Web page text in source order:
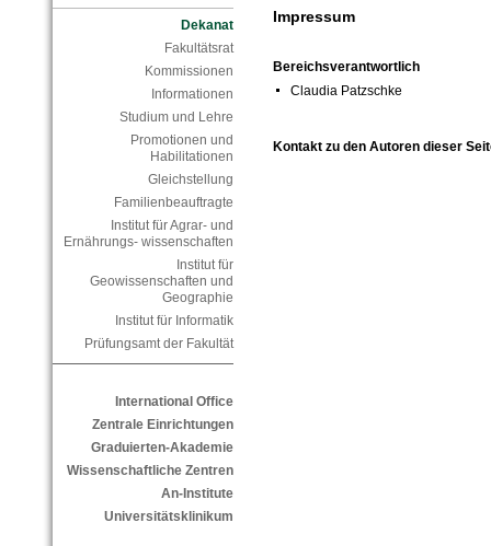
Dekanat
Fakultätsrat
Kommissionen
Informationen
Studium und Lehre
Promotionen und
Habilitationen
Gleichstellung
Familienbeauftragte
Institut für Agrar- und
Ernährungs- wissenschaften
Institut für
Geowissenschaften und
Geographie
Institut für Informatik
Prüfungsamt der Fakultät
International Office
Zentrale Einrichtungen
Graduierten-Akademie
Wissenschaftliche Zentren
An-Institute
Universitätsklinikum
Impressum
Bereichsverantwortlich
Claudia Patzschke
Kontakt zu den Autoren dieser